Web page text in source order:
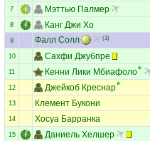
7 Мэттью Палмер
8 Канг Джи Хо
9 Фалл Солл (3)
10 Сахфи Джубпре
11 Кенни Лики Мбиафоло
12 Джейкоб Креснар
13 Клемент Букони
14 Хосуа Барранка
15 Даниель Хелшер